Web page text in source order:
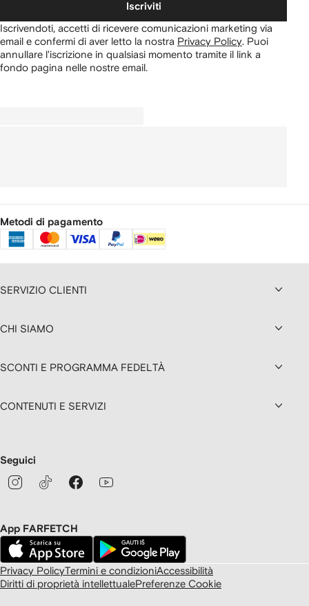
Iscriviti
Iscrivendoti, accetti di ricevere comunicazioni marketing via
email e confermi di aver letto la nostra Privacy Policy. Puoi
annullare l'iscrizione in qualsiasi momento tramite il link a
fondo pagina nelle nostre email.
Metodi di pagamento
SERVIZIO CLIENTI
CHI SIAMO
SCONTI E PROGRAMMA FEDELTÀ
CONTENUTI E SERVIZI
Seguici
App FARFETCH
Privacy PolicyTermini e condizioniAccessibilità
Diritti di proprietà intellettualePreferenze Cookie